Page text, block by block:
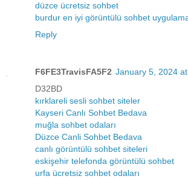
düzce ücretsiz sohbet
burdur en iyi görüntülü sohbet
Reply
F6FE3TravisFA5F2 January 5, 2024
D32BD
kırklareli sesli sohbet siteler
Kayseri Canlı Sohbet Bedava
muğla sohbet odaları
Düzce Canli Sohbet Bedava
canlı görüntülü sohbet siteleri
eskişehir telefonda görüntülü sohbet
urfa ücretsiz sohbet odaları